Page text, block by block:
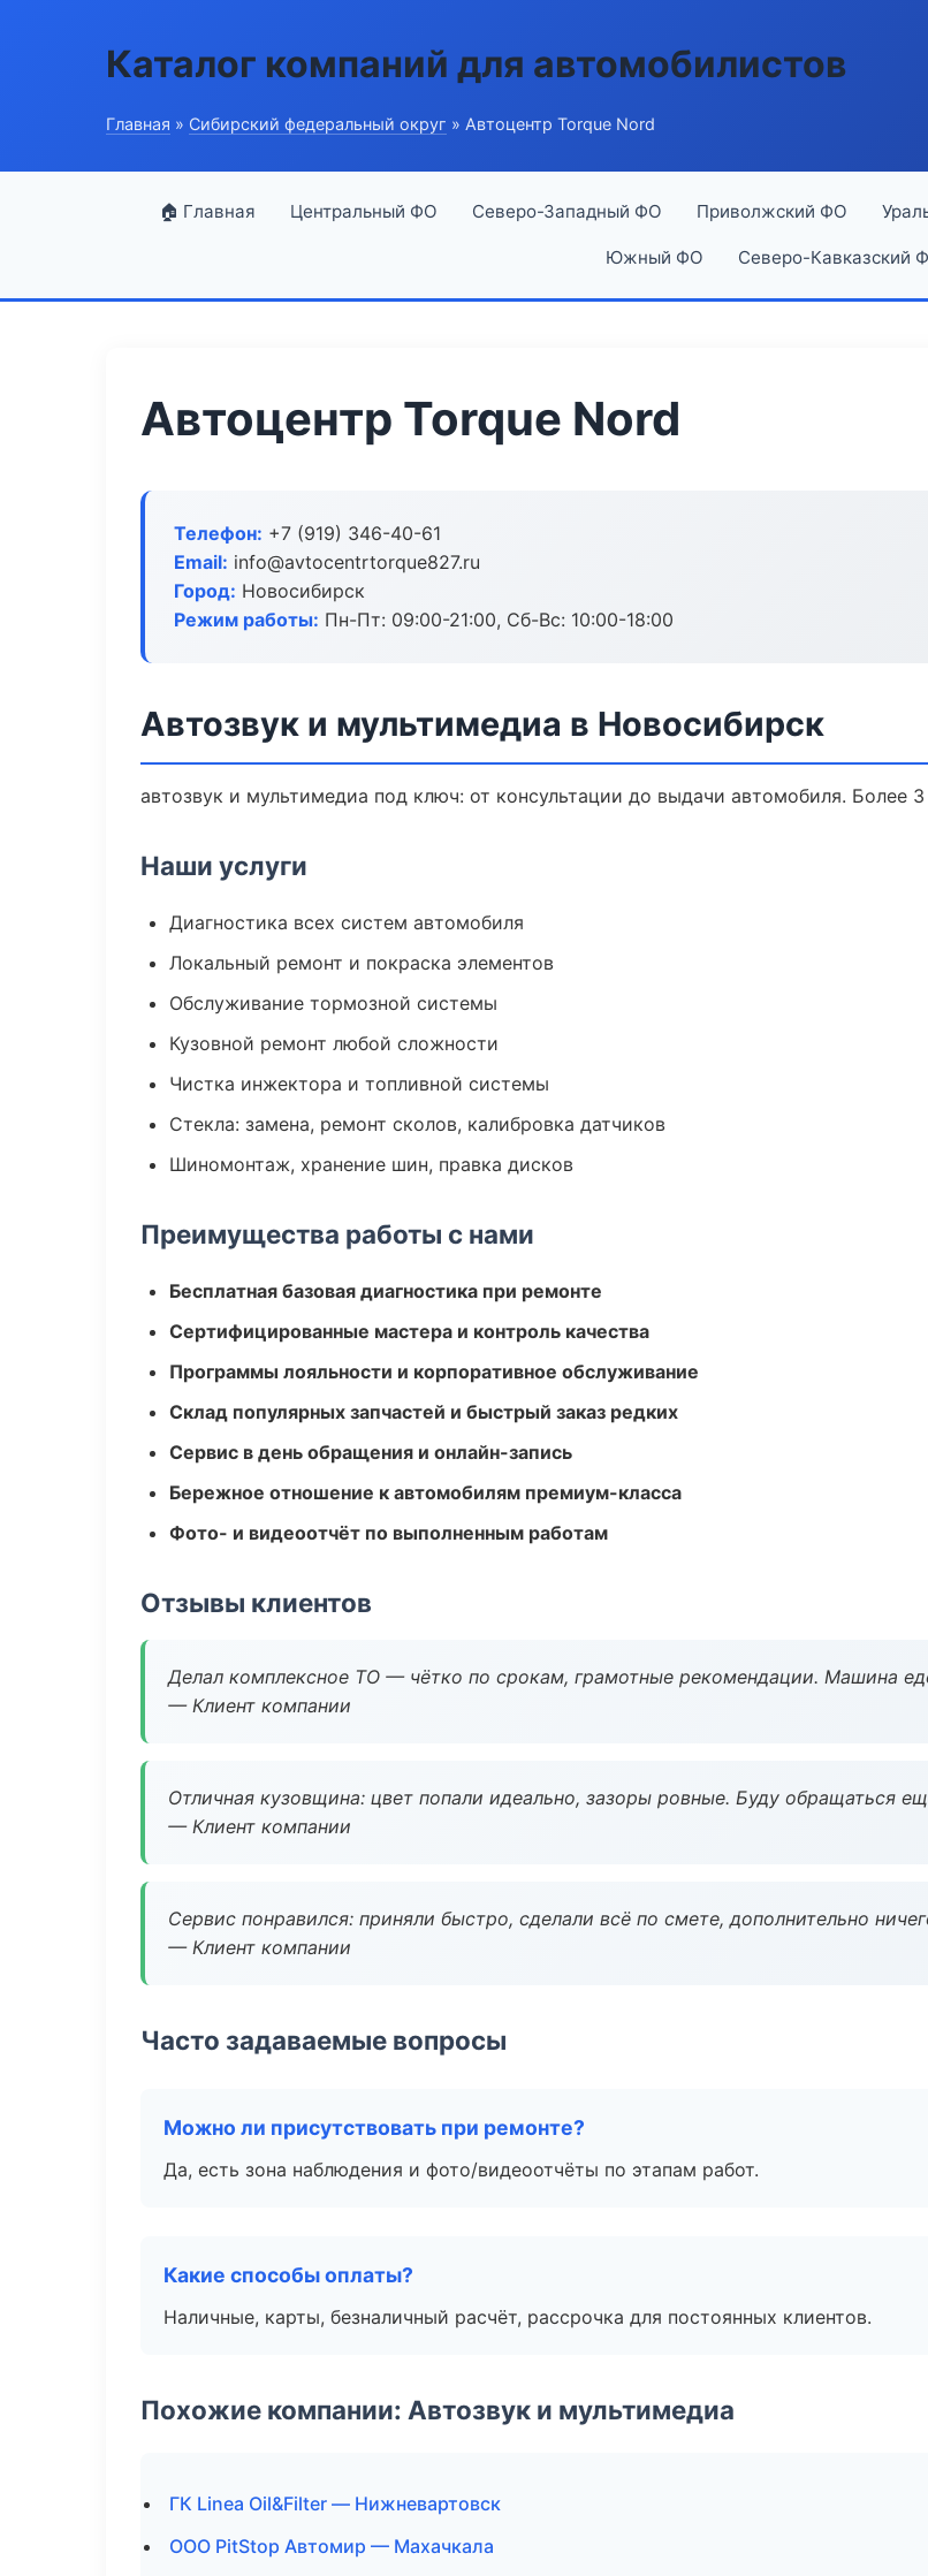
Каталог компаний для автомобилистов
Главная » Сибирский федеральный округ » Автоцентр Torque Nord
🏠 Главная Центральный ФО Северо-Западный ФО Приволжский ФО
Южный ФО Северо-Кавказский
Автоцентр Torque Nord
Телефон: +7 (919) 346-40-61
Email: info@avtocentrtorque827.ru
Город: Новосибирск
Режим работы: Пн-Пт: 09:00-21:00, Сб-Вс: 10:00-18:00
Автозвук и мультимедиа в Новосибирск
автозвук и мультимедиа под ключ: от консультации до выдачи автомобиля. Более
Наши услуги
Диагностика всех систем автомобиля
Локальный ремонт и покраска элементов
Обслуживание тормозной системы
Кузовной ремонт любой сложности
Чистка инжектора и топливной системы
Стекла: замена, ремонт сколов, калибровка датчиков
Шиномонтаж, хранение шин, правка дисков
Преимущества работы с нами
Бесплатная базовая диагностика при ремонте
Сертифицированные мастера и контроль качества
Программы лояльности и корпоративное обслуживание
Склад популярных запчастей и быстрый заказ редких
Сервис в день обращения и онлайн-запись
Бережное отношение к автомобилям премиум-класса
Фото- и видеоотчёт по выполненным работам
Отзывы клиентов
Делал комплексное ТО — чётко по срокам, грамотные рекомендации. Машина
— Клиент компании
Отличная кузовщина: цвет попали идеально, зазоры ровные. Буду обращаться
— Клиент компании
Сервис понравился: приняли быстро, сделали всё по смете, дополнительно
— Клиент компании
Часто задаваемые вопросы
Можно ли присутствовать при ремонте?
Да, есть зона наблюдения и фото/видеоотчёты по этапам работ.
Какие способы оплаты?
Наличные, карты, безналичный расчёт, рассрочка для постоянных клиентов.
Похожие компании: Автозвук и мультимедиа
ГК Linea Oil&Filter — Нижневартовск
ООО PitStop Автомир — Махачкала